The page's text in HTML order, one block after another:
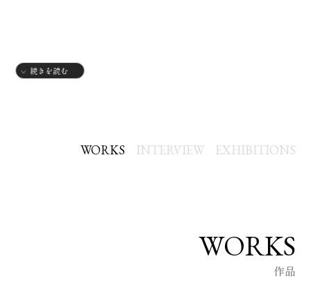
2025.9.11-143年生展
続きを読む
WORKS INTERVIEW EXHIBITIONS
WORKS
作品